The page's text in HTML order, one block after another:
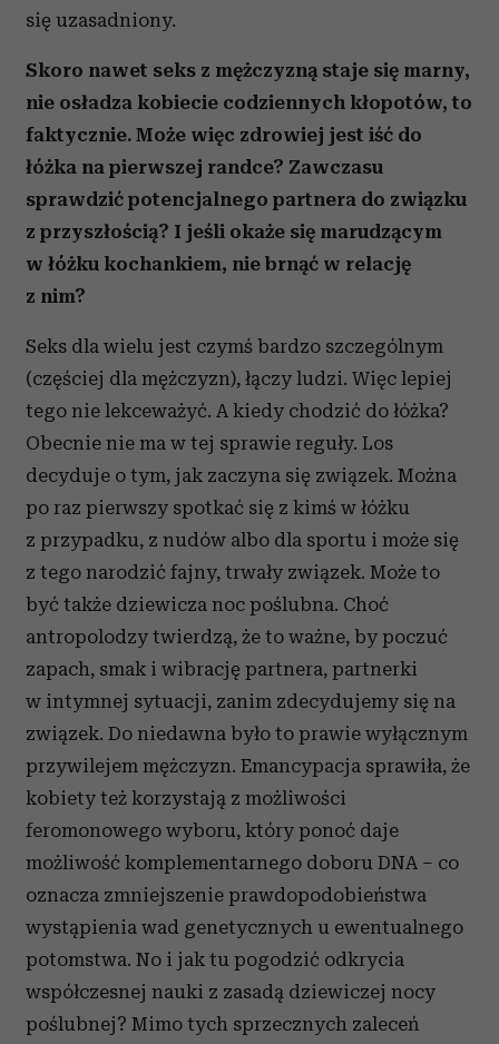
się uzasadniony.
Skoro nawet seks z mężczyzną staje się marny,
nie osładza kobiecie codziennych kłopotów, to
faktycznie. Może więc zdrowiej jest iść do
łóżka na pierwszej randce? Zawczasu
sprawdzić potencjalnego partnera do związku
z przyszłością? I jeśli okaże się marudzącym
w łóżku kochankiem, nie brnąć w relację
z nim?
Seks dla wielu jest czymś bardzo szczególnym
(częściej dla mężczyzn), łączy ludzi. Więc lepiej
tego nie lekceważyć. A kiedy chodzić do łóżka?
Obecnie nie ma w tej sprawie reguły. Los
decyduje o tym, jak zaczyna się związek. Można
po raz pierwszy spotkać się z kimś w łóżku
z przypadku, z nudów albo dla sportu i może się
z tego narodzić fajny, trwały związek. Może to
być także dziewicza noc poślubna. Choć
antropolodzy twierdzą, że to ważne, by poczuć
zapach, smak i wibrację partnera, partnerki
w intymnej sytuacji, zanim zdecydujemy się na
związek. Do niedawna było to prawie wyłącznym
przywilejem mężczyzn. Emancypacja sprawiła, że
kobiety też korzystają z możliwości
feromonowego wyboru, który ponoć daje
możliwość komplementarnego doboru DNA – co
oznacza zmniejszenie prawdopodobieństwa
wystąpienia wad genetycznych u ewentualnego
potomstwa. No i jak tu pogodzić odkrycia
współczesnej nauki z zasadą dziewiczej nocy
poślubnej? Mimo tych sprzecznych zaleceń